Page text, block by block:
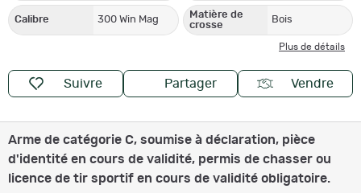
Calibre 300 Win Mag
Matière de
crosse
Bois
Plus de détails
Suivre Partager Vendre
Arme de catégorie C, soumise à déclaration, pièce
d'identité en cours de validité, permis de chasser ou
licence de tir sportif en cours de validité obligatoire.